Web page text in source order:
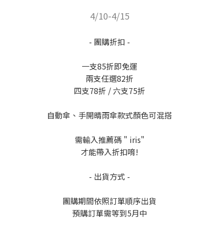
4/10-4/15
- 團購折扣 -
一支85折即免運
兩支任選82折
四支78折 / 六支75折
自動傘、手開晴雨傘款式顏色可混搭
需輸入推薦碼 " iris"
才能帶入折扣唷!
- 出貨方式 -
團購期間依照訂單順序出貨
預購訂單需等到5月中